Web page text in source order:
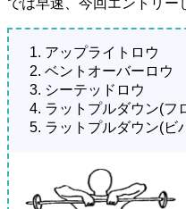
では早速、今回エントリー
アップライトロウ
ベントオーバーロウ
シーテッドロウ
ラットプルダウン(フ
ラットプルダウン(ビ